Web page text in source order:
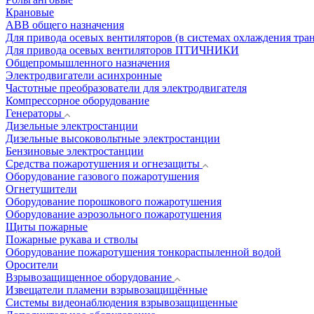
Крановые
АВВ общего назначения
Для привода осевых вентиляторов (в системах охлаждения
Для привода осевых вентиляторов ПТИЧНИКИ
Общепромышленного назначения
Электродвигатели асинхронные
Частотные преобразователи для электродвигателя
Компрессорное оборудование
Генераторы
Дизельные электростанции
Дизельные высоковольтные электростанции
Бензиновые электростанции
Средства пожаротушения и огнезащиты
Оборудование газового пожаротушения
Огнетушители
Оборудование порошкового пожаротушения
Оборудование аэрозольного пожаротушения
Щиты пожарные
Пожарные рукава и стволы
Оборудование пожаротушения тонкораспыленной водой
Оросители
Взрывозащищенное оборудование
Извещатели пламени взрывозащищённые
Системы видеонаблюдения взрывозащищенные